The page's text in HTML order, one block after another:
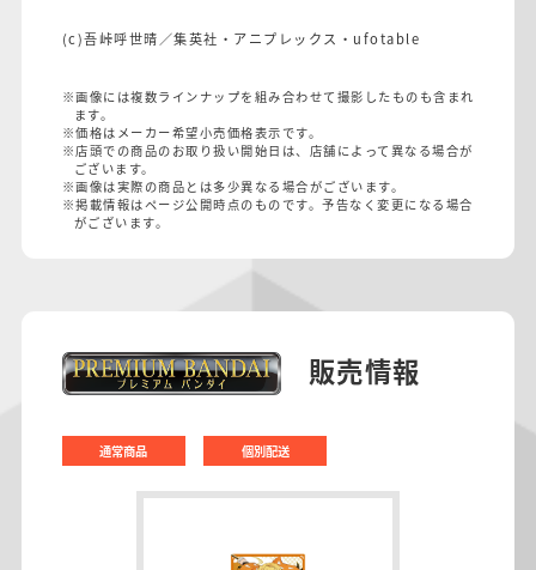
(c)吾峠呼世晴／集英社・アニプレックス・ufotable
※画像には複数ラインナップを組み合わせて撮影したものも含まれ
ます。
※価格はメーカー希望小売価格表示です。
※店頭での商品のお取り扱い開始日は、店舗によって異なる場合が
ございます。
※画像は実際の商品とは多少異なる場合がございます。
※掲載情報はページ公開時点のものです。予告なく変更になる場合
がございます。
販売情報
通常商品 個別配送